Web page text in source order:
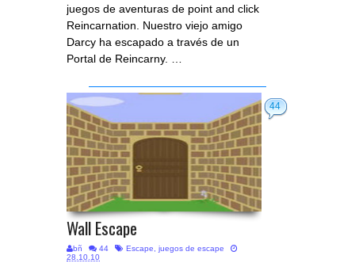
juegos de aventuras de point and click
Reincarnation. Nuestro viejo amigo
Darcy ha escapado a través de un
Portal de Reincarny. …
44
Wall Escape
bñ 44 Escape, juegos de escape
28.10.10